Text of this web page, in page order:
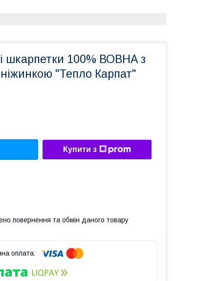
шкарпетки 100% ВОВНА з
"Тепло Карпат"
Купити з
повернення та обмін даного товару